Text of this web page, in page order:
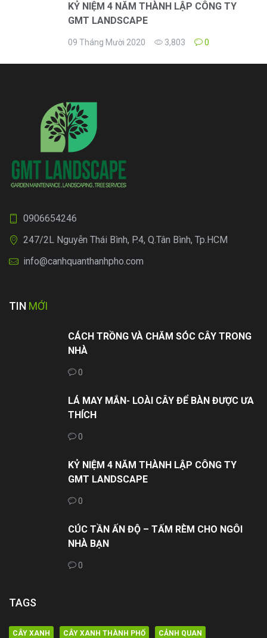
KỶ NIỆM 4 NĂM THÀNH LẬP CÔNG TY
GMT LANDSCAPE
09 Tháng Mười 2020 3,803 0
0906654246
247/2L Nguyễn Thái Bình, P.4, Q.Tân Bình, Tp.HCM
info@canhquanthanhpho.com
TIN MỚI
CÁCH TRỒNG VÀ CHĂM SÓC CÂY TRONG
NHÀ
0
LÁ MAY MẮN- LOÀI CÂY ĐỂ BÀN ĐƯỢC ƯA
THÍCH
0
KỶ NIỆM 4 NĂM THÀNH LẬP CÔNG TY
GMT LANDSCAPE
0
CÚC TẦN ẤN ĐỘ – TẤM RÈM CHO NGÔI
NHÀ BẠN
0
TAGS
CÂY XANH CÂY XANH THÀNH PHỐ CẢNH QUAN